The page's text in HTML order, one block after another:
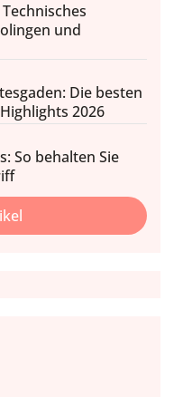
und
Die besten
2026
So behalten Sie